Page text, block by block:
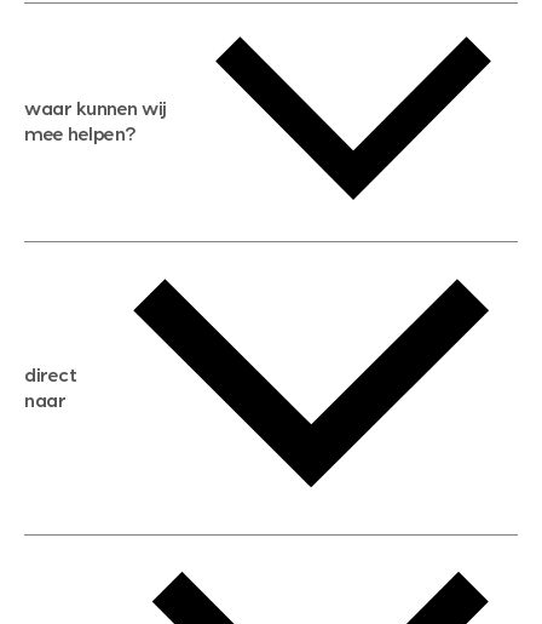
waar kunnen wij
mee helpen?
gratis zoekservice
huis verkopen
huis kopen
aankoopadvies
verkoopadvies
direct
naar
hypotheek berekenen